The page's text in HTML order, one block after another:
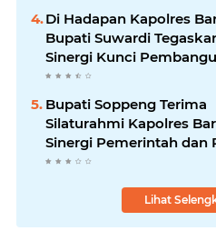
Di Hadapan Kapolres
Bupati Suwardi
Sinergi Kunci
Soppeng
Bupati Soppeng Terima
Silaturahmi Kapolres
Sinergi Pemerintah dan
Diperkuat
Lihat